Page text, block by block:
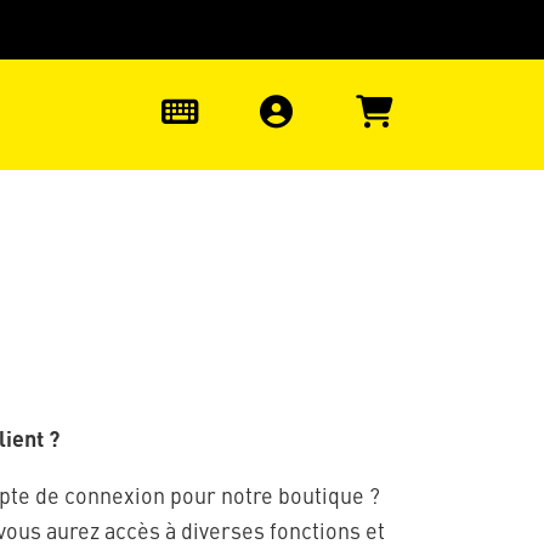
?
de connexion pour notre boutique ?
aurez accès à diverses fonctions et